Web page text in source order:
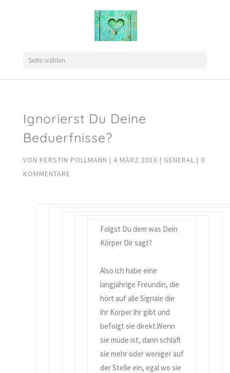
Seite wählen
Ignorierst Du Deine
Beduerfnisse?
VON KERSTIN POLLMANN | 4 MÄRZ 2018 | GENERAL | 0
KOMMENTARE
Folgst Du dem was Dein
Körper Dir sagt?
Also ich habe eine
langjährige Freundin, die
hört auf alle Signale die
ihr Körper ihr gibt und
befolgt sie direkt.Wenn
sie müde ist, dann schläft
sie mehr oder weniger auf
der Stelle ein, egal wo sie